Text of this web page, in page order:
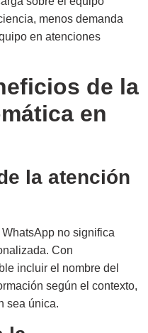
menos demanda
en atenciones
de la
en
la atención
no significa
Con
incluir el nombre del
según el contexto,
sea única.